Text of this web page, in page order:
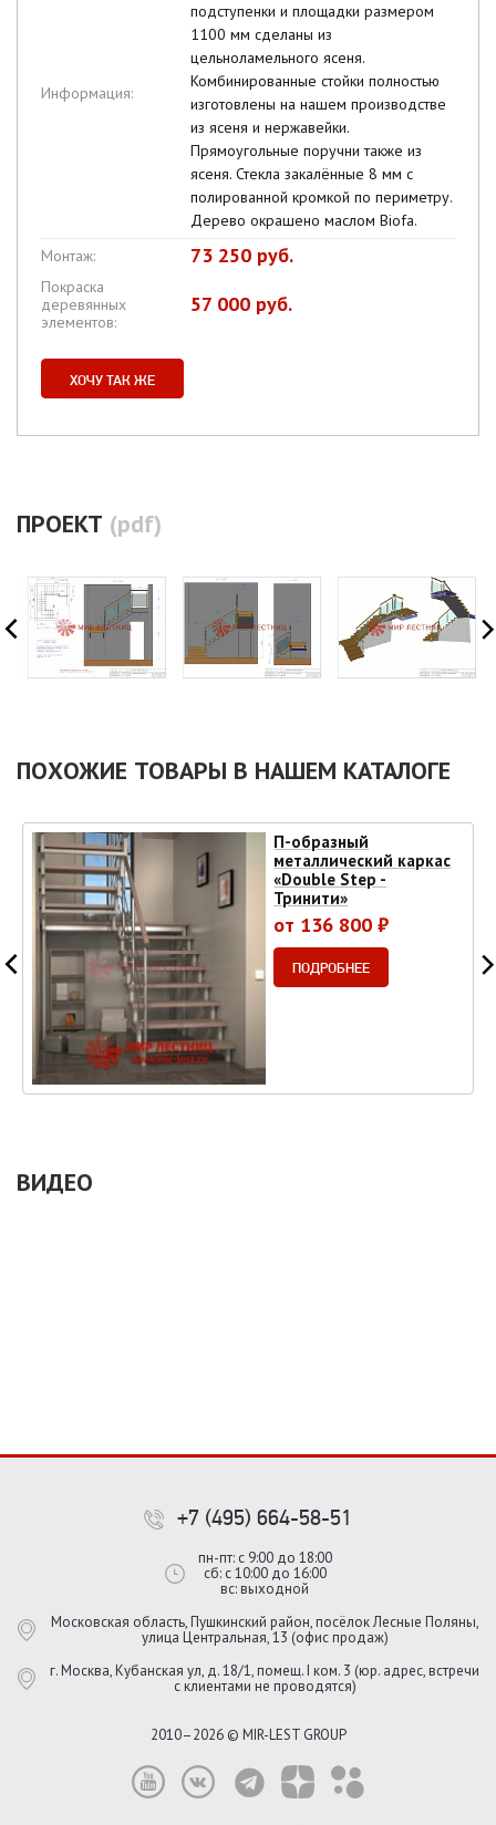
Информация:
подступенки и площадки размером
1100 мм сделаны из
цельноламельного ясеня.
Комбинированные стойки полностью
изготовлены на нашем производстве
из ясеня и нержавейки.
Прямоугольные поручни также из
ясеня. Стекла закалённые 8 мм с
полированной кромкой по периметру.
Дерево окрашено маслом Biofa.
Монтаж:
73 250 руб.
Покраска
деревянных
элементов:
57 000 руб.
ХОЧУ ТАК ЖЕ
ПРОЕКТ (pdf)
ПОХОЖИЕ ТОВАРЫ В НАШЕМ КАТАЛОГЕ
П-образный
металлический каркас
«Double Step -
Тринити»
от 136 800 ₽
ПОДРОБНЕЕ
ВИДЕО
+7 (495) 664-58-51
пн-пт: с 9:00 до 18:00
сб: с 10:00 до 16:00
вс: выходной
Московская область, Пушкинский район, посёлок Лесные Поляны,
улица Центральная, 13 (офис продаж)
г. Москва, Кубанская ул, д. 18/1, помещ. I ком. 3 (юр. адрес, встречи
с клиентами не проводятся)
2010–2026 © MIR-LEST GROUP